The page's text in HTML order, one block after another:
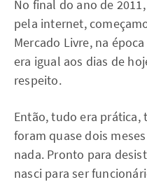
No final do ano de
pela internet,
Mercado Livre, na
era igual aos dias de
respeito.
Então, tudo era prática,
foram quase dois
nada. Pronto para
nasci para ser